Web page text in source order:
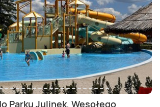
Parku Julinek, Wesołego